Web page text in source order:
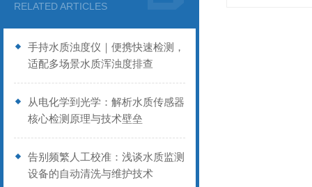
RELATED ARTICLES
手持水质浊度仪｜便携快速检测，
适配多场景水质浑浊度排查
从电化学到光学：解析水质传感器
核心检测原理与技术壁垒
告别频繁人工校准：浅谈水质监测
设备的自动清洗与维护技术